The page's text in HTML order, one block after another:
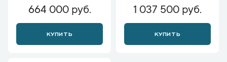
664 000 руб.
КУПИТЬ
1 037 500 руб.
КУПИТЬ